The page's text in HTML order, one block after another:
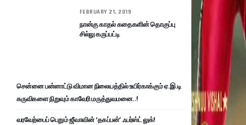
FEBRUARY 21, 2019
நான்கு காதல் கதைகளின் தொகுப்பு
சில்லு கருப்பட்டி
சென்னை பன்னாட்டு விமான நிலையத்தில் உயிர்காக்கும் ஏ.இ.டி
கருவிகளை நிறுவும் காவேரி மருத்துவமனை..!
வரவேற்பைப் பெறும் ஜீவாவின் ‘தகப்பன்’ ஃபர்ஸ்ட் லுக்!